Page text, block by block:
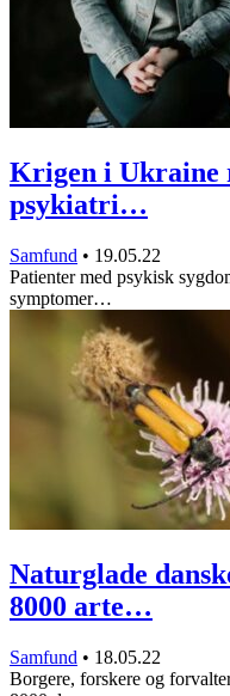
Krigen i Ukraine
psykiatri…
Samfund • 19.05.22
Patienter med psykisk
symptomer…
Naturglade
8000 arte…
Samfund • 18.05.22
Borgere, forskere og